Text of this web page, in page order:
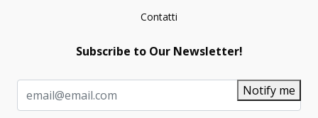
Contatti
Subscribe to Our Newsletter!
Notify me